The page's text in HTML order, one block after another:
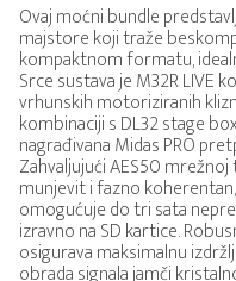
Ovaj moćni bundle
majstore koji traže
kompaktnom formatu,
Srce sustava je M32R LIVE
vrhunskih motoriziranih
kombinaciji s DL32 stage
nagrađivana Midas PRO
Zahvaljujući AES50
munjevit i fazno
omogućuje do tri sata
izravno na SD kartice.
osigurava maksimalnu
obrada signala jamči